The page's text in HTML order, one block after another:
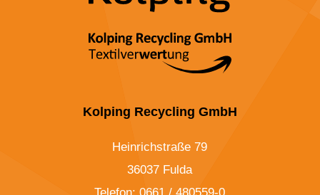
Kolping Recycling GmbH
Heinrichstraße 79
36037 Fulda